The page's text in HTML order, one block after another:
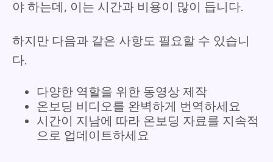
야 하는데, 이는 시간과 비용이 많이 듭니다.
하지만 다음과 같은 사항도 필요할 수 있습니
다.
다양한 역할을 위한 동영상 제작
온보딩 비디오를 완벽하게 번역하세요
시간이 지남에 따라 온보딩 자료를 지속적
으로 업데이트하세요